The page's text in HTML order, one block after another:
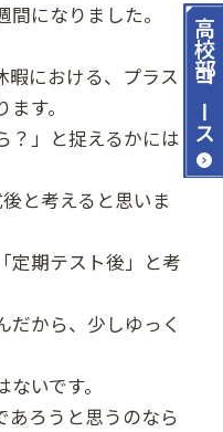
高校部
コース
になりました。
暇における、プラス
す。
？」と捉えるかには
と考えると思いま
定期テスト後」と考
だから、少しゆっく
いです。
あろうと思うのなら